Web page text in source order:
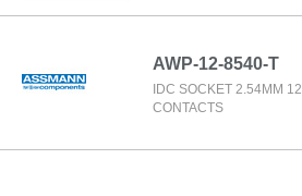
AWP-12-8540-T
IDC SOCKET 2.54MM 12
CONTACTS